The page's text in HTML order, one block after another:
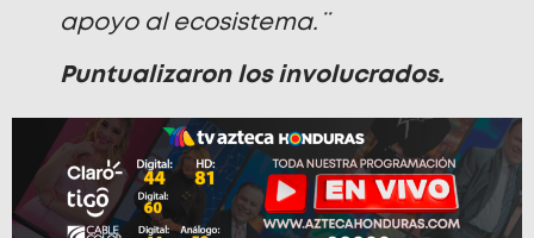
apoyo al ecosistema.¨
Puntualizaron los involucrados.